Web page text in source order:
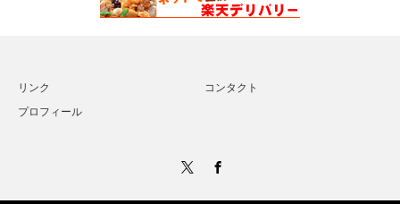
リンク
コンタクト
プロフィール